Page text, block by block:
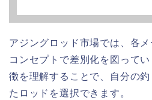
アジングロッド市場では、各
コンセプトで差別化を図って
徴を理解することで、自分の
たロッドを選択できます。